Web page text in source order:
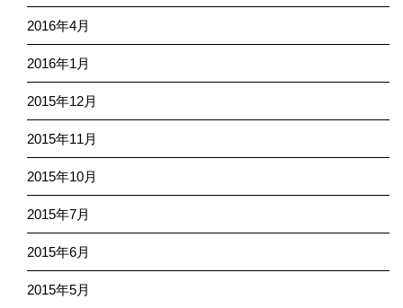
2016年4月
2016年1月
2015年12月
2015年11月
2015年10月
2015年7月
2015年6月
2015年5月